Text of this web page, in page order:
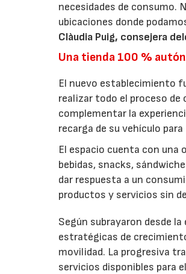
necesidades de consumo.
ubicaciones donde
Clàudia Puig, consejera
Una tienda 100 %
El nuevo establecimiento
realizar todo el proceso de
complementar la
recarga de su vehículo
El espacio cuenta con una
bebidas, snacks,
dar respuesta a un
productos y servicios sin
Según subrayaron desde
estratégicas de
movilidad. La progresiva
servicios disponibles para